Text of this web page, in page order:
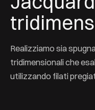
Realizziamo sia
tridimensionali che
utilizzando filati